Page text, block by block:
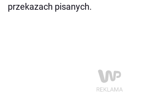
przekazach pisanych.